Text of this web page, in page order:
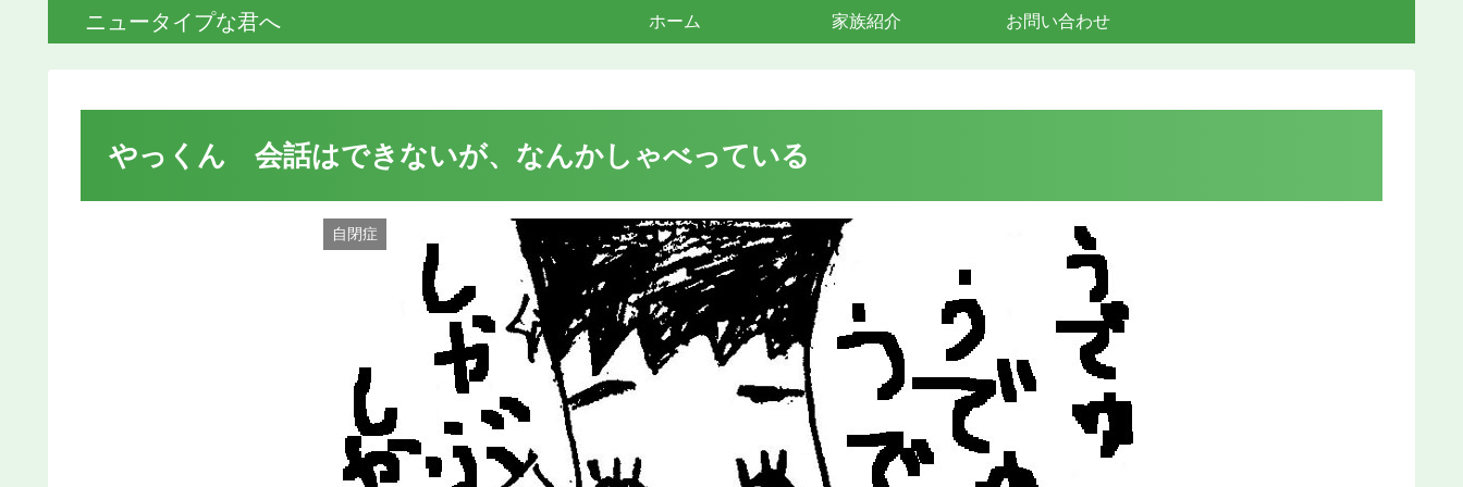
ニュータイプな君へ ホーム 家族紹介 お問い合わせ
やっくん 会話はできないが、なんかしゃべっている
自閉症